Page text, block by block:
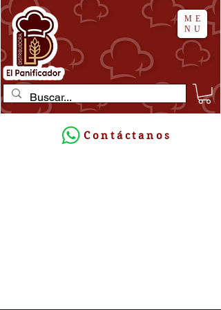
ME
NU
Contáctanos